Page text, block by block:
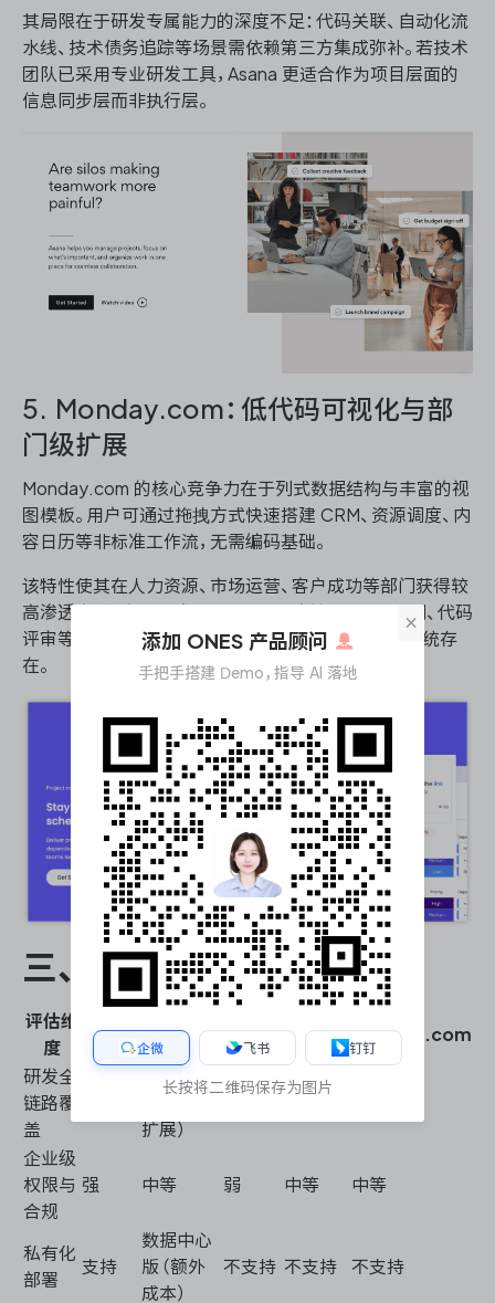
其局限在于研发专属能力的深度不足：代码关联、自动化流
水线、技术债务追踪等场景需依赖第三方集成弥补。若技术
团队已采用专业研发工具，Asana 更适合作为项目层面的
信息同步层而非执行层。
5. Monday.com：低代码可视化与部
门级扩展
Monday.com 的核心竞争力在于列式数据结构与丰富的视
图模板。用户可通过拖拽方式快速搭建 CRM、资源调度、内
容日历等非标准工作流，无需编码基础。
该特性使其在人力资源、市场运营、客户成功等部门获得较
高渗透率。但在纯研发场景中，其缺陷管理、版本控制、代码
评审等能力较弱，通常作为辅助工具而非核心研发系统存
在。
三、关键选型维度对比
评估维
度
ONES Jira Linear Asana Monday.com
研发全
链路覆
盖
较完整
扩展）
企业级
权限与
合规
强 中等 弱 中等 中等
私有化
部署
支持
数据中心
版（额外
成本）
不支持 不支持 不支持
×
添加 ONES 产品顾问
手把手搭建 Demo，指导 AI 落地
企微 飞书 钉钉
长按将二维码保存为图片